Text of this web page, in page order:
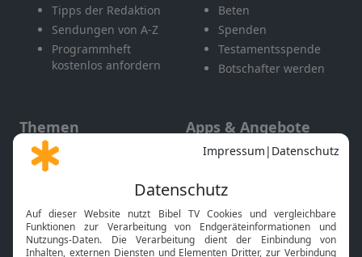
Tipps der Redaktion
Sendungen von A-Z
Programmheft
kostenlos anfordern
Beten
Spenden
Testamentsspende
Botschafter werden
Themen
Gott und Bibel erklärt
Neuigkeiten
Apps & Angebote
Mobile App
Smart TV
HbbTV